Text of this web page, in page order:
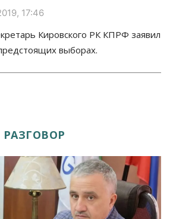
17:46
Кировского РК КПРФ заявил
выборах.